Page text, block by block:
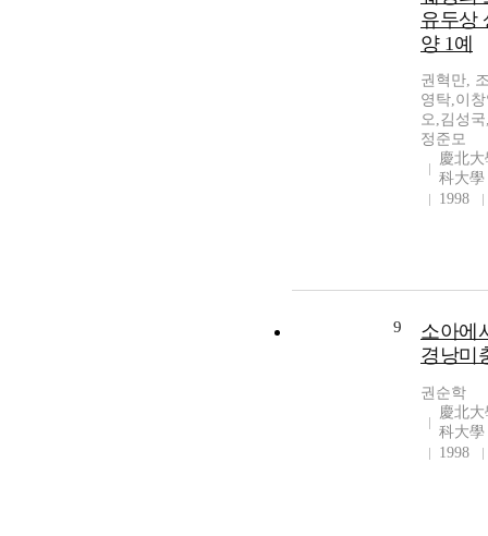
유두상
양 1예
권혁만,
영탁,이
오,김성
정준모
慶北
科大學
1998
9
소아에
경낭미
권순학
慶北
科大學
1998